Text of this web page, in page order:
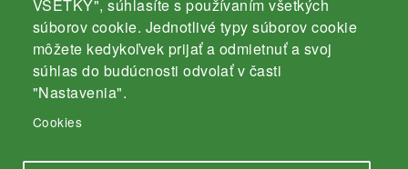
VŠETKY", súhlasíte s používaním všetkých
súborov cookie. Jednotlivé typy súborov cookie
môžete kedykoľvek prijať a odmietnuť a svoj
súhlas do budúcnosti odvolať v časti
"Nastavenia".
Cookies
94501 Komárno
mobil: 035 / 770 19 43
e-mail:
Odkazy